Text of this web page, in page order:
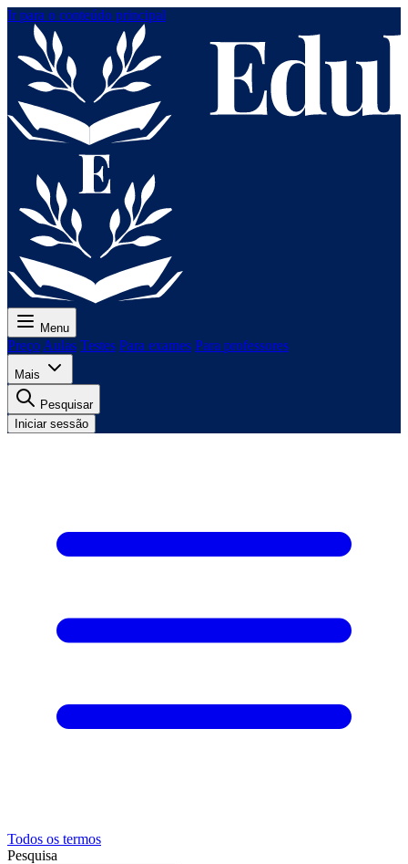
Ir para o conteúdo principal
Menu
Preço Aulas Testes Para exames Para professores
Mais
Pesquisar
Iniciar sessão
Todos os termos
Pesquisa